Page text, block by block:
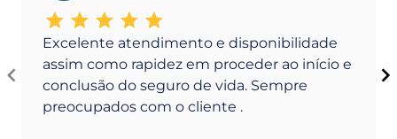
Excelente atendimento e disponibilidade
assim como rapidez em proceder ao início e
conclusão do seguro de vida. Sempre
preocupados com o cliente .